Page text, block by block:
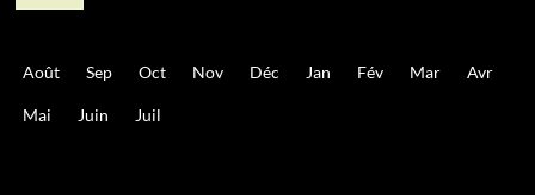
Août Sep Oct Nov Déc Jan Fév Mar Avr
Mai Juin Juil